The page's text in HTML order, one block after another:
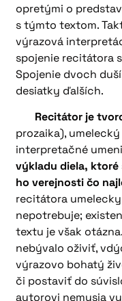
opretými o
s týmto textom.
výrazová
spojenie recitátora
Spojenie dvoch
desiatky ďalších.
Recitátor je
prozaika),
interpretačné
výkladu diela,
ho verejnosti čo
recitátora
nepotrebuje;
textu je však
nebývalo oživiť,
výrazovo bohatý
či postaviť do
autorovi nemusia